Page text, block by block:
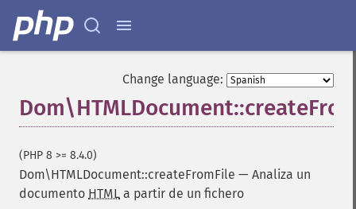
Change language:
(PHP 8 >= 8.4.0)
Dom\HTMLDocument::createFromFile — Analiza un
documento HTML a partir de un fichero